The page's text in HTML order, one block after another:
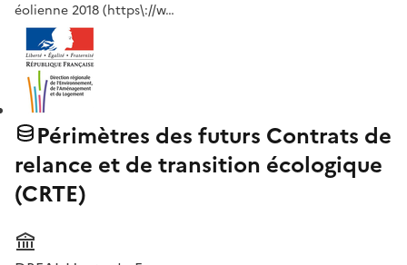
éolienne 2018 (https\://w…
Périmètres des futurs Contrats de
relance et de transition écologique
(CRTE)